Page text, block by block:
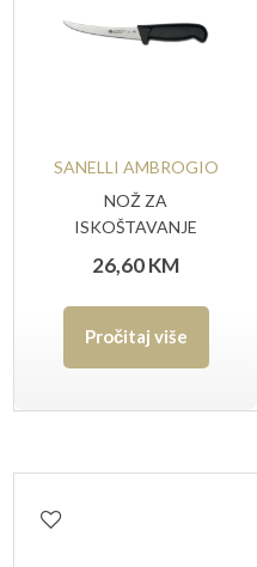
SANELLI AMBROGIO
NOŽ ZA
ISKOŠTAVANJE
ZAKRIVLJENI 15 CM
SUPRA
26,60KM
Pročitaj više